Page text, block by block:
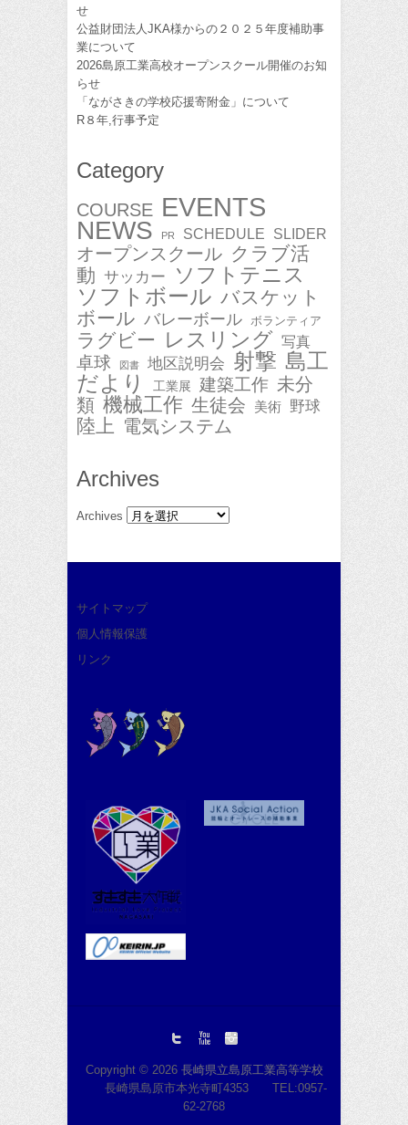
せ
公益財団法人JKA様からの２０２５年度補助事
業について
2026島原工業高校オープンスクール開催のお知
らせ
「ながさきの学校応援寄附金」について
R８年,行事予定
Category
COURSE EVENTS
NEWS PR SCHEDULE SLIDER
オープンスクール クラブ活
動 サッカー ソフトテニス
ソフトボール バスケット
ボール バレーボール ボランティア
ラグビー レスリング 写真
卓球 図書 地区説明会 射撃 島工
だより
工業展 建築工作 未分
類 機械工作 生徒会 美術 野球
陸上 電気システム
Archives
Archives
サイトマップ
個人情報保護
リンク
Copyright © 2026 長崎県立島原工業高等学校
長崎県島原市本光寺町4353 TEL:0957-
62-2768